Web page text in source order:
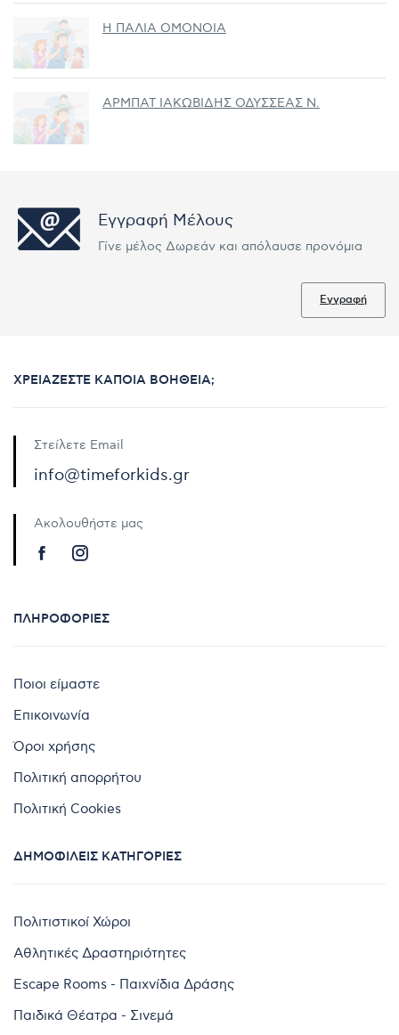
Η ΠΑΛΙΑ ΟΜΟΝΟΙΑ
ΑΡΜΠΑΤ ΙΑΚΩΒΙΔΗΣ ΟΔΥΣΣΕΑΣ Ν.
Εγγραφή Μέλους
Γίνε μέλος Δωρεάν και απόλαυσε προνόμια
Εγγραφή
ΧΡΕΙΆΖΕΣΤΕ ΚΆΠΟΙΑ ΒΟΉΘΕΙΑ;
Στείλετε Email
info@timeforkids.gr
Ακολουθήστε μας
ΠΛΗΡΟΦΟΡΊΕΣ
Ποιοι είμαστε
Επικοινωνία
Όροι χρήσης
Πολιτική απορρήτου
Πολιτική Cookies
ΔΗΜΟΦΙΛΕΊΣ ΚΑΤΗΓΟΡΊΕΣ
Πολιτιστικοί Χώροι
Αθλητικές Δραστηριότητες
Escape Rooms - Παιχνίδια Δράσης
Παιδικά Θέατρα - Σινεμά